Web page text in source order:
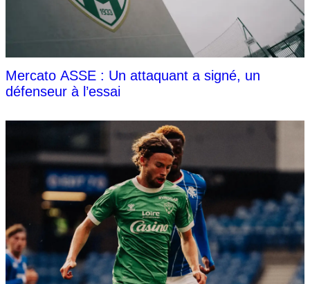
Mercato ASSE : Un attaquant a signé, un
défenseur à l’essai